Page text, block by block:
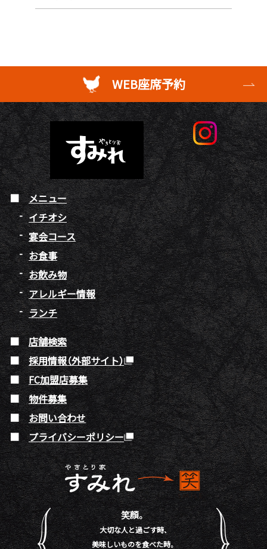
WEB座席予約
メニュー
イチオシ
宴会コース
お食事
お飲み物
アレルギー情報
ランチ
店舗検索
採用情報（外部サイト）
FC加盟店募集
物件募集
お問い合わせ
プライバシーポリシー
笑顔。
大切な人と過ごす時、
美味しいものを食べた時。